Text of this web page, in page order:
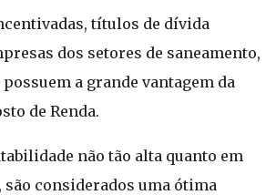
títulos de dívida
dos setores de saneamento,
possuem a grande vantagem da
de Renda.
não tão alta quanto em
considerados uma ótima